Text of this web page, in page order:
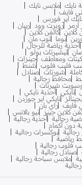
نايك ملابس نايك
فايف
اير فورس
ارمر روبرت وود
ريبان
كلاين كالفن كلاين
بوما
توب مان
أحذية رياضة للرجال
تيشيرتات بولو
ومعاطف جينزات
فليب فلوب
شنط
شورتات صنادل
محافظ رجالية
شيرتات
نايكي أحذبة نايكي
نايكي اير جوردن
فايف راي بان
كلاين جينز
نيو بالانس
رجالية أحذية رجالية
دون أكمام
بوكسرات رجالية
رياضية
فلوب رجالية
صنادل رجالية
ملابس سباحة رجالية